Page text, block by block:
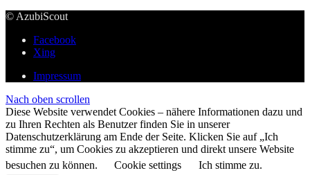
© AzubiScout
Facebook
Xing
Impressum
Nach oben scrollen
Diese Website verwendet Cookies – nähere Informationen dazu und
zu Ihren Rechten als Benutzer finden Sie in unserer
Datenschutzerklärung am Ende der Seite. Klicken Sie auf „Ich
stimme zu“, um Cookies zu akzeptieren und direkt unsere Website
besuchen zu können.
Cookie settings Ich stimme zu.